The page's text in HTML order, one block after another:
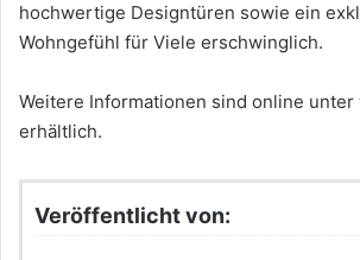
hochwertige Designtüren sowie ein
Wohngefühl für Viele erschwinglich.
Weitere Informationen sind online unter
erhältlich.
Veröffentlicht von: